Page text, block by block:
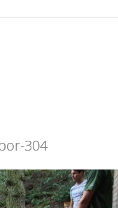
304